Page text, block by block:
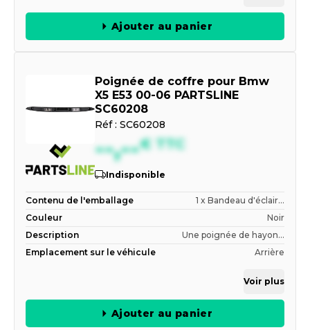
Ajouter au panier
Poignée de coffre pour Bmw
X5 E53 00-06 PARTSLINE
SC60208
Réf : SC60208
--,--€ TTC
Indisponible
Contenu de l'emballage
1 x Bandeau d'éclair...
Couleur
Noir
Description
Une poignée de hayon...
Emplacement sur le véhicule
Arrière
Voir plus
Ajouter au panier